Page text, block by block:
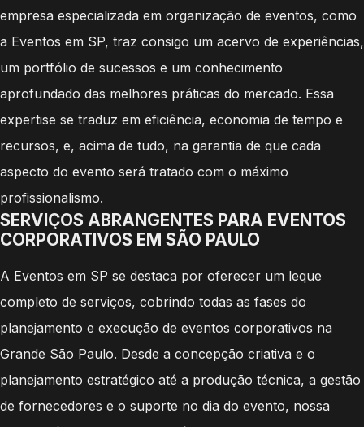
empresa especializada em organização de eventos, como
a Eventos em SP, traz consigo um acervo de experiências,
um portfólio de sucessos e um conhecimento
aprofundado das melhores práticas do mercado. Essa
expertise se traduz em eficiência, economia de tempo e
recursos, e, acima de tudo, na garantia de que cada
aspecto do evento será tratado com o máximo
profissionalismo.
SERVIÇOS ABRANGENTES PARA EVENTOS
CORPORATIVOS EM SÃO PAULO
A Eventos em SP se destaca por oferecer um leque
completo de serviços, cobrindo todas as fases do
planejamento e execução de eventos corporativos na
Grande São Paulo. Desde a concepção criativa e o
planejamento estratégico até a produção técnica, a gestão
de fornecedores e o suporte no dia do evento, nossa